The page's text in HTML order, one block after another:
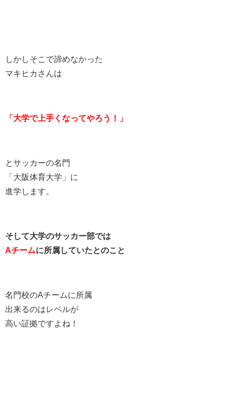
しかしそこで諦めなかった
マキヒカさんは
「大学で上手くなってやろう！」
とサッカーの名門
「大阪体育大学」に
進学します。
そして大学のサッカー部では
Aチームに所属していたとのこと
名門校のAチームに所属
出来るのはレベルが
高い証拠ですよね！